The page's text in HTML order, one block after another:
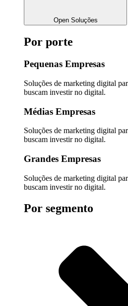
Open Soluções
Por porte
Pequenas Empresas
Soluções de marketing digital
buscam investir no digital.
Médias Empresas
Soluções de marketing digital
buscam investir no digital.
Grandes Empresas
Soluções de marketing digital
buscam investir no digital.
Por segmento